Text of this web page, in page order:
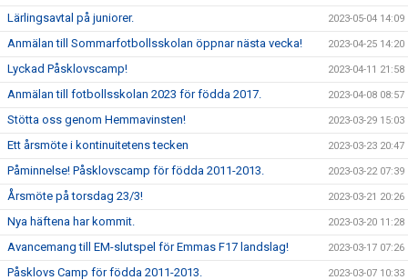
Lärlingsavtal på juniorer. 2023-05-04 14:09
Anmälan till Sommarfotbollsskolan öppnar nästa vecka! 2023-04-25 14:20
Lyckad Påsklovscamp! 2023-04-11 21:58
Anmälan till fotbollsskolan 2023 för födda 2017. 2023-04-08 08:57
Stötta oss genom Hemmavinsten! 2023-03-29 15:03
Ett årsmöte i kontinuitetens tecken 2023-03-23 20:47
Påminnelse! Påsklovscamp för födda 2011-2013. 2023-03-22 07:39
Årsmöte på torsdag 23/3! 2023-03-21 20:26
Nya häftena har kommit. 2023-03-20 11:28
Avancemang till EM-slutspel för Emmas F17 landslag! 2023-03-17 07:26
Påsklovs Camp för födda 2011-2013. 2023-03-07 10:33